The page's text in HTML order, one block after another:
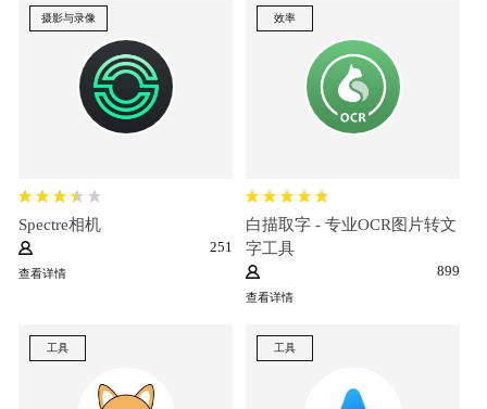
摄影与录像
Spectre相机
251
查看详情
效率
白描取字 - 专业OCR图片转文
字工具
899
查看详情
工具 工具